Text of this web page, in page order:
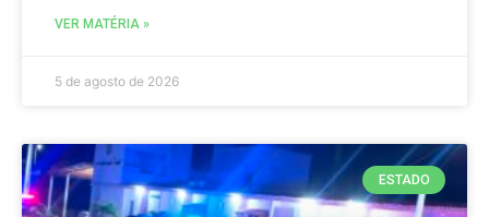
VER MATÉRIA »
5 de agosto de 2026
ESTADO